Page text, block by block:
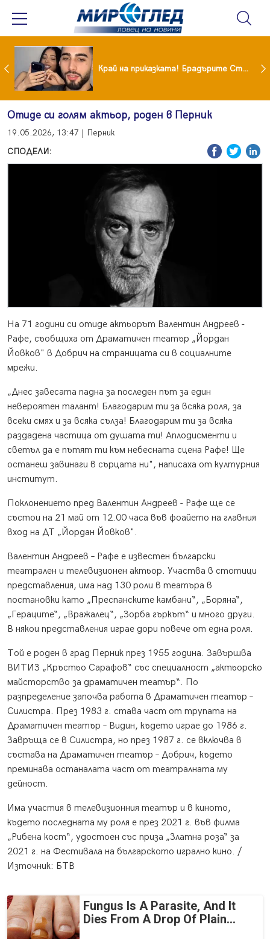
Коцето удари джакпота! Държавата му плаща 95 000 евро Край на приказката! Брадърите Стефан и Сияна се разделиха с гръм и трясък
Отиде си голям актьор, роден в Перник
19.05.2026, 13:47 | Перник
СПОДЕЛИ:
На 71 години си отиде актьорът Валентин Андреев -
Рафе, съобщиха от Драматичен театър „Йордан
Йовков" в Добрич на страницата си в социалните
мрежи.
„Днес завесата падна за последен път за един
невероятен талант! Благодарим ти за всяка роля, за
всеки смях и за всяка сълза! Благодарим ти за всяка
раздадена частица от душата ти! Аплодисменти и
светъл да е пътят ти към небесната сцена Рафе! Ще
останеш завинаги в сърцата ни", написаха от културния
институт.
Поклонението пред Валентин Андреев - Рафе ще се
състои на 21 май от 12.00 часа във фоайето на главния
вход на ДТ „Йордан Йовков".
Валентин Андреев – Рафе е известен български
театрален и телевизионен актьор. Участва в стотици
представления, има над 130 роли в театъра в
постановки като „Преспанските камбани“, „Боряна“,
„Гераците“, „Вражалец“, „Зорба гъркът“ и много други.
В някои представления играе дори повече от една роля.
Той е роден в град Перник през 1955 година. Завършва
ВИТИЗ „Кръстьо Сарафов“ със специалност „актьорско
майсторство за драматичен театър“. По
разпределение започва работа в Драматичен театър –
Силистра. През 1983 г. става част от трупата на
Драматичен театър – Видин, където играе до 1986 г.
Завръща се в Силистра, но през 1987 г. се включва в
състава на Драматичен театър – Добрич, където
преминава останалата част от театралната му
дейност.
Има участия в телевизионния театър и в киното,
където последната му роля е през 2021 г. във филма
„Рибена кост“, удостоен със приза „Златна роза“ за
2021 г. на Фестивала на българското игрално кино. /
Източник: БТВ
Fungus Is A Parasite, And It
Dies From A Drop Of Plain...